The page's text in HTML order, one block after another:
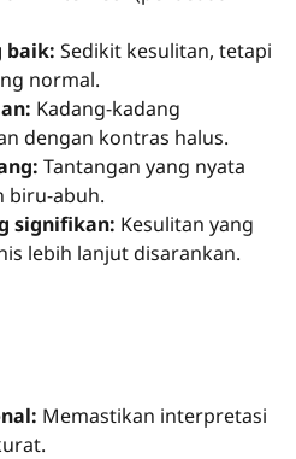
baik: Sedikit kesulitan, tetapi
normal.
Kadang-kadang
dengan kontras halus.
Tantangan yang nyata
biru-abuh.
signifikan: Kesulitan yang
lebih lanjut disarankan.
Memastikan interpretasi